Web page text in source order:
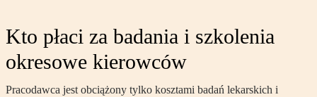
Kto płaci za badania i szkolenia
okresowe kierowców
Pracodawca jest obciążony tylko kosztami badań lekarskich i